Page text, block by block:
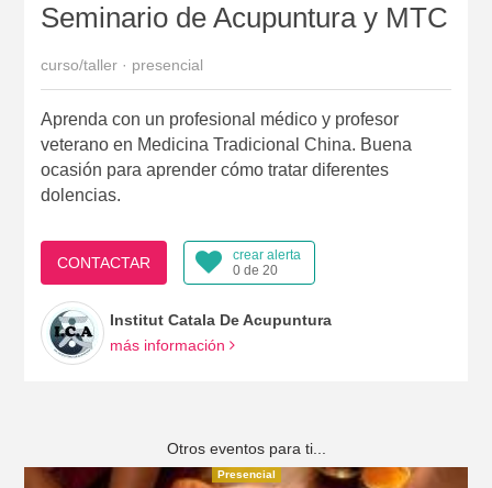
Seminario de Acupuntura y MTC
curso/taller · presencial
Aprenda con un profesional médico y profesor
veterano en Medicina Tradicional China. Buena
ocasión para aprender cómo tratar diferentes
dolencias.
CONTACTAR
crear alerta
0 de 20
Institut Catala De Acupuntura
más información
Otros eventos para ti...
Presencial